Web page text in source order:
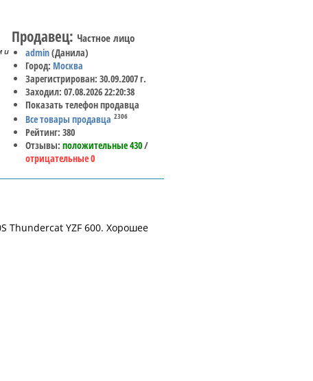
и
Продавец: Частное лицо
admin(Данила)
Город: Москва
Зарегистрирован: 30.09.2007 г.
Заходил: 07.08.2026 22:20:38
Показать телефон продавца
Все товары продавца 2306
Рейтинг: 380
Отзывы:положительные 430/
отрицательные 0
Thundercat YZF 600. Хорошее